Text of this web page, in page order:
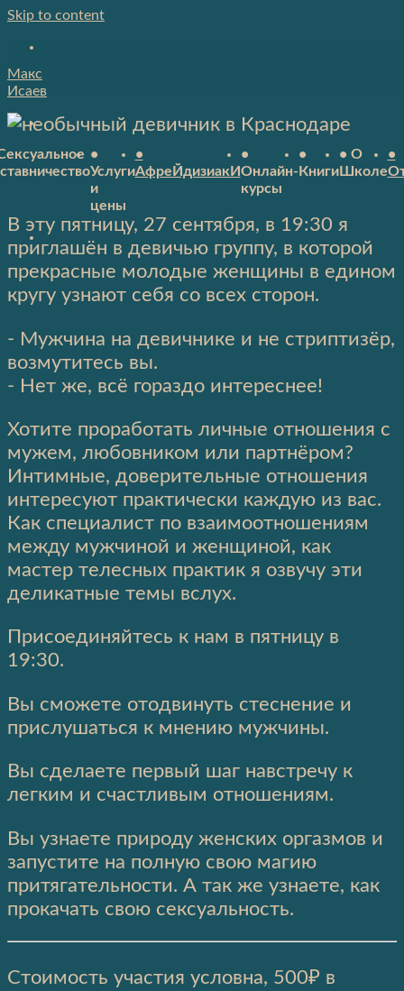
Skip to content
Макс
Исаев
•
Услуги
и
цены
•
АфреЙдизиакИ
•
Онлайн-
курсы
•
Книги
• О
Школе
•
В эту пятницу, 27 сентября, в 19:30 я
приглашён в девичью группу, в которой
прекрасные молодые женщины в едином
кругу узнают себя со всех сторон.
- Мужчина на девичнике и не стриптизёр,
возмутитесь вы.
- Нет же, всё гораздо интереснее!
Хотите проработать личные отношения с
мужем, любовником или партнёром?
Интимные, доверительные отношения
интересуют практически каждую из вас.
Как специалист по взаимоотношениям
между мужчиной и женщиной, как
мастер телесных практик я озвучу эти
деликатные темы вслух.
Присоединяйтесь к нам в пятницу в
19:30.
Вы сможете отодвинуть стеснение и
прислушаться к мнению мужчины.
Вы сделаете первый шаг навстречу к
легким и счастливым отношениям.
Вы узнаете природу женских оргазмов и
запустите на полную свою магию
притягательности. А так же узнаете, как
прокачать свою сексуальность.
Стоимость участия условна, 500₽ в